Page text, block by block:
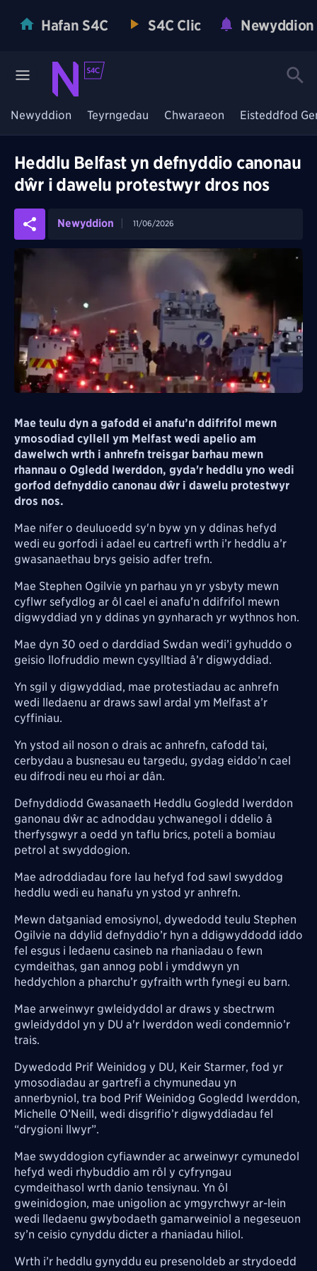
Hafan S4C S4C Clic Newyddion
Newyddion Teyrngedau Chwaraeon Eisteddfod
Heddlu Belfast yn defnyddio canonau
dŵr i dawelu protestwyr dros nos
Newyddion 11/06/2026
Mae teulu dyn a gafodd ei anafu’n ddifrifol mewn
ymosodiad cyllell ym Melfast wedi apelio am
dawelwch wrth i anhrefn treisgar barhau mewn
rhannau o Ogledd Iwerddon, gyda'r heddlu yno wedi
gorfod defnyddio canonau dŵr i dawelu protestwyr
dros nos.
Mae nifer o deuluoedd sy'n byw yn y ddinas hefyd
wedi eu gorfodi i adael eu cartrefi wrth i’r heddlu a’r
gwasanaethau brys geisio adfer trefn.
Mae Stephen Ogilvie yn parhau yn yr ysbyty mewn
cyflwr sefydlog ar ôl cael ei anafu’n ddifrifol mewn
digwyddiad yn y ddinas yn gynharach yr wythnos hon.
Mae dyn 30 oed o darddiad Swdan wedi’i gyhuddo o
geisio llofruddio mewn cysylltiad â’r digwyddiad.
Yn sgil y digwyddiad, mae protestiadau ac anhrefn
wedi lledaenu ar draws sawl ardal ym Melfast a’r
cyffiniau.
Yn ystod ail noson o drais ac anhrefn, cafodd tai,
cerbydau a busnesau eu targedu, gydag eiddo’n cael
eu difrodi neu eu rhoi ar dân.
Defnyddiodd Gwasanaeth Heddlu Gogledd Iwerddon
ganonau dŵr ac adnoddau ychwanegol i ddelio â
therfysgwyr a oedd yn taflu brics, poteli a bomiau
petrol at swyddogion.
Mae adroddiadau fore Iau hefyd fod sawl swyddog
heddlu wedi eu hanafu yn ystod yr anhrefn.
Mewn datganiad emosiynol, dywedodd teulu Stephen
Ogilvie na ddylid defnyddio’r hyn a ddigwyddodd iddo
fel esgus i ledaenu casineb na rhaniadau o fewn
cymdeithas, gan annog pobl i ymddwyn yn
heddychlon a pharchu’r gyfraith wrth fynegi eu barn.
Mae arweinwyr gwleidyddol ar draws y sbectrwm
gwleidyddol yn y DU a'r Iwerddon wedi condemnio’r
trais.
Dywedodd Prif Weinidog y DU, Keir Starmer, fod yr
ymosodiadau ar gartrefi a chymunedau yn
annerbyniol, tra bod Prif Weinidog Gogledd Iwerddon,
Michelle O’Neill, wedi disgrifio’r digwyddiadau fel
“drygioni llwyr”.
Mae swyddogion cyfiawnder ac arweinwyr cymunedol
hefyd wedi rhybuddio am rôl y cyfryngau
cymdeithasol wrth danio tensiynau. Yn ôl
gweinidogion, mae unigolion ac ymgyrchwyr ar-lein
wedi lledaenu gwybodaeth gamarweiniol a negeseuon
sy’n ceisio cynyddu dicter a rhaniadau hiliol.
Wrth i’r heddlu gynyddu eu presenoldeb ar strydoedd